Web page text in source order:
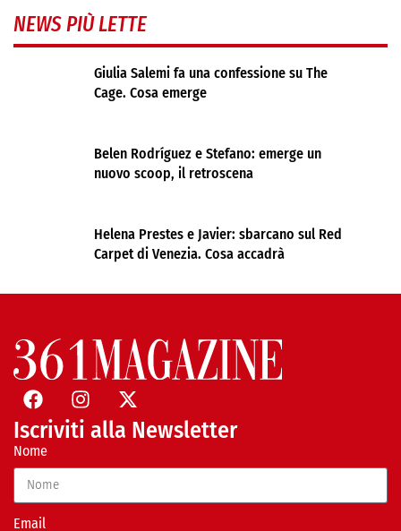
NEWS PIÙ LETTE
Giulia Salemi fa una confessione su The
Cage. Cosa emerge
Belen Rodríguez e Stefano: emerge un
nuovo scoop, il retroscena
Helena Prestes e Javier: sbarcano sul Red
Carpet di Venezia. Cosa accadrà
Iscriviti alla Newsletter
Nome
Email